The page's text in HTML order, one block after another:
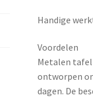
Handige
Voordelen
Metalen
ontworpen
dagen. De